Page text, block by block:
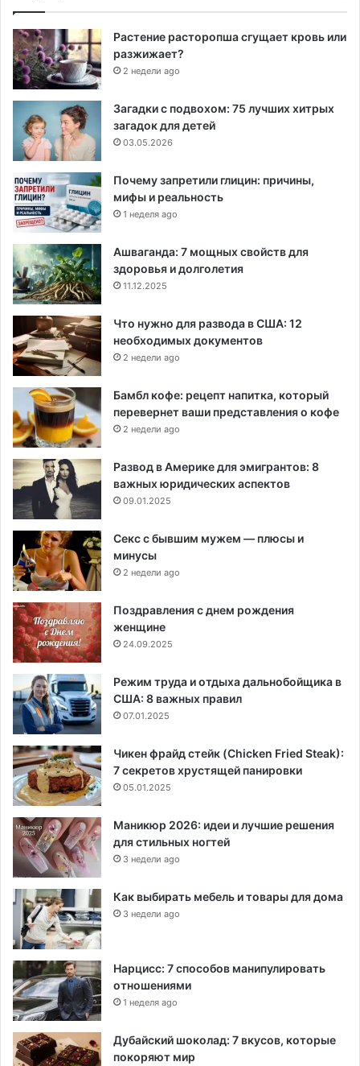
Растение расторопша сгущает кровь или
разжижает?
2 недели ago
Загадки с подвохом: 75 лучших хитрых
загадок для детей
03.05.2026
Почему запретили глицин: причины,
мифы и реальность
1 неделя ago
Ашваганда: 7 мощных свойств для
здоровья и долголетия
11.12.2025
Что нужно для развода в США: 12
необходимых документов
2 недели ago
Бамбл кофе: рецепт напитка, который
перевернет ваши представления о кофе
2 недели ago
Развод в Америке для эмигрантов: 8
важных юридических аспектов
09.01.2025
Секс с бывшим мужем — плюсы и
минусы
2 недели ago
Поздравления с днем рождения
женщине
24.09.2025
Режим труда и отдыха дальнобойщика в
США: 8 важных правил
07.01.2025
Чикен фрайд стейк (Chicken Fried Steak):
7 секретов хрустящей панировки
05.01.2025
Маникюр 2026: идеи и лучшие решения
для стильных ногтей
3 недели ago
Как выбирать мебель и товары для дома
3 недели ago
Нарцисс: 7 способов манипулировать
отношениями
1 неделя ago
Дубайский шоколад: 7 вкусов, которые
покоряют мир